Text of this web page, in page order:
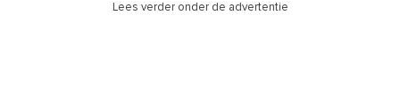
Lees verder onder de advertentie